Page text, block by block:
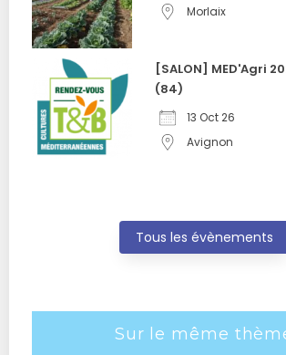
Morlaix
[SALON] MED'Agri
(84)
13 Oct 26
Avignon
Tous les évènements
Sur le même